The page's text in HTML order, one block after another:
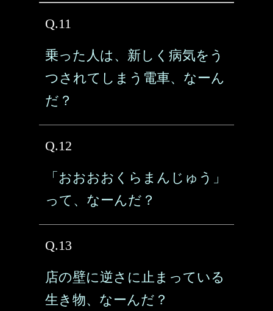
Q.11
乗った人は、新しく病気をう
つされてしまう電車、なーん
だ？
Q.12
「おおおおくらまんじゅう」
って、なーんだ？
Q.13
店の壁に逆さに止まっている
生き物、なーんだ？